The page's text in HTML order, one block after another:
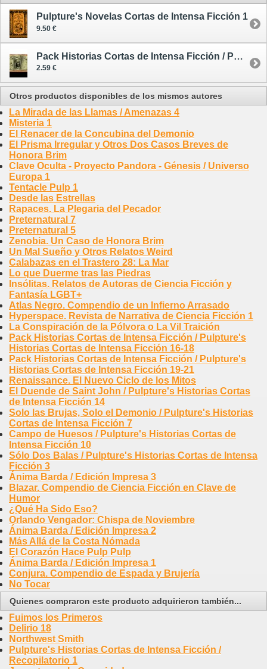
Pulpture's Novelas Cortas de Intensa Ficción 1
9.50 €
Pack Historias Cortas de Intensa Ficción / Pulpture's Historias Cortas de Intensa Ficción 34-36
2.59 €
Otros productos disponibles de los mismos autores
La Mirada de las Llamas / Amenazas 4
Misteria 1
El Renacer de la Concubina del Demonio
El Prisma Irregular y Otros Dos Casos Breves de
Honora Brim
Clave Oculta - Proyecto Pandora - Génesis / Universo
Europa 1
Tentacle Pulp 1
Desde las Estrellas
Rapaces. La Plegaria del Pecador
Preternatural 7
Preternatural 5
Zenobia. Un Caso de Honora Brim
Un Mal Sueño y Otros Relatos Weird
Calabazas en el Trastero 28: La Mar
Lo que Duerme tras las Piedras
Insólitas. Relatos de Autoras de Ciencia Ficción y
Fantasía LGBT+
Atlas Negro. Compendio de un Infierno Arrasado
Hyperspace. Revista de Narrativa de Ciencia Ficción 1
La Conspiración de la Pólvora o La Vil Traición
Pack Historias Cortas de Intensa Ficción / Pulpture's
Historias Cortas de Intensa Ficción 16-18
Pack Historias Cortas de Intensa Ficción / Pulpture's
Historias Cortas de Intensa Ficción 19-21
Renaissance. El Nuevo Ciclo de los Mitos
El Duende de Saint John / Pulpture's Historias Cortas
de Intensa Ficción 14
Solo las Brujas, Solo el Demonio / Pulpture's Historias
Cortas de Intensa Ficción 7
Campo de Huesos / Pulpture's Historias Cortas de
Intensa Ficción 10
Sólo Dos Balas / Pulpture's Historias Cortas de Intensa
Ficción 3
Ánima Barda / Edición Impresa 3
Blazar. Compendio de Ciencia Ficción en Clave de
Humor
¿Qué Ha Sido Eso?
Orlando Vengador: Chispa de Noviembre
Ánima Barda / Edición Impresa 2
Más Allá de la Costa Nómada
El Corazón Hace Pulp Pulp
Ánima Barda / Edición Impresa 1
Conjura. Compendio de Espada y Brujería
No Tocar
Quienes compraron este producto adquirieron también...
Fuimos los Primeros
Delirio 18
Northwest Smith
Pulpture's Historias Cortas de Intensa Ficción /
Recopilatorio 1